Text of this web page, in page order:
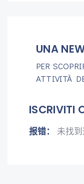
UNA
PER
ATTIVITÀ
ISCRIVITI
报错： 未找